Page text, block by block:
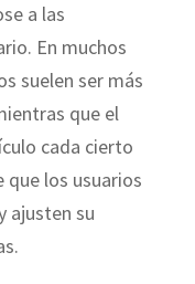
a las
En muchos
suelen ser más
que el
cada cierto
los usuarios
ajusten su